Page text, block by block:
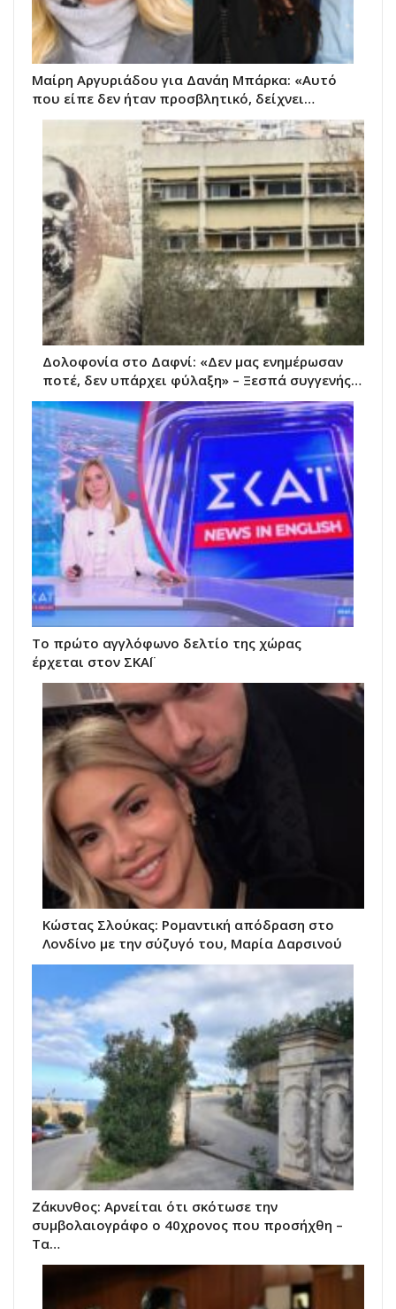
Μαίρη Αργυριάδου για Δανάη Μπάρκα: «Αυτό
που είπε δεν ήταν προσβλητικό, δείχνει…
Δολοφονία στο Δαφνί: «Δεν μας ενημέρωσαν
ποτέ, δεν υπάρχει φύλαξη» – Ξεσπά συγγενής…
Το πρώτο αγγλόφωνο δελτίο της χώρας
έρχεται στον ΣΚΑΪ
Κώστας Σλούκας: Ρομαντική απόδραση στο
Λονδίνο με την σύζυγό του, Μαρία Δαρσινού
Ζάκυνθος: Αρνείται ότι σκότωσε την
συμβολαιογράφο ο 40χρονος που προσήχθη –
Τα…